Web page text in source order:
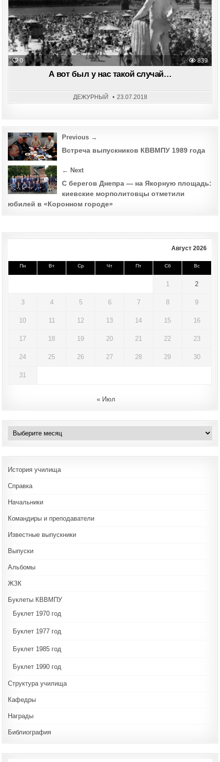
0 839
А вот был у нас такой случай…
ДЕЖУРНЫЙ 23.07.2018
Post
navigation
Previous →
Встреча выпускников КВВМПУ 1989 года
← Next
С берегов Днепра — на Якорную площадь:
киевские морполитовцы отметили
юбилей в «Коронном городе»
Август 2026
Пн Вт Ср Чт Пт Сб Вс
1 2
3 4 5 6 7 8 9
10 11 12 13 14 15 16
17 18 19 20 21 22 23
24 25 26 27 28 29 30
31
« Июл
Архивы
История училища
Справка
Начальники
Командиры и преподаватели
Известные выпускники
Выпуски
Альбомы
ЖЗК
Буклеты КВВМПУ
Буклет 1970 год
Буклет 1977 год
Буклет 1985 год
Буклет 1990 год
Структура училища
Кафедры
Награды
Библиография